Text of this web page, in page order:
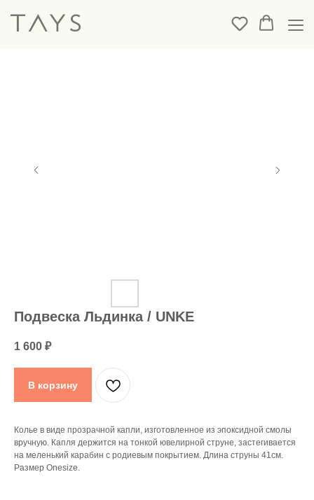
Подвеска Льдинка / UNKE
1 600 ₽
В корзину
Колье в виде прозрачной капли, изготовленное из эпоксидной смолы
вручную. Капля держится на тонкой ювелирной струне, застегивается
на меленький карабин с родиевым покрытием. Длина струны 41см.
Размер Onesize.